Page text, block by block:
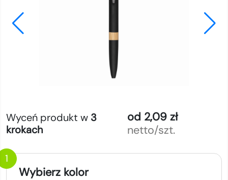
Wyceń produkt w 3
krokach
od 2,09 zł
netto/szt.
1
Wybierz kolor